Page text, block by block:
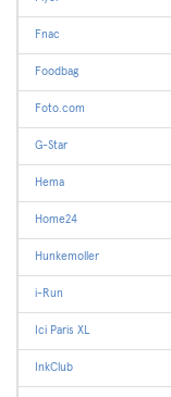
Fnac
Foodbag
Foto.com
G-Star
Hema
Home24
Hunkemoller
i-Run
Ici Paris XL
InkClub